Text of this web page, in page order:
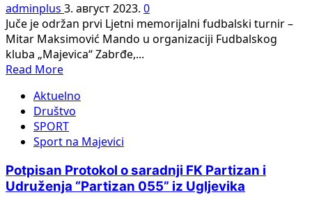
iz
Beograda
za
najmlađe
fudbalere
(foto,
video)
adminplus 3. август 2023. 0
Juče je održan prvi Ljetni memorijalni fudbalski turnir –
Mitar Maksimović Mando u organizaciji Fudbalskog
kluba „Majevica“ Zabrđe,...
Read MoreRead
about
ODIGRAN
PRVI
LjETNI
TURNIR
–
Aktuelno
Društvo
SPORT
Sport na Majevici
Potpisan Protokol o saradnji FK Partizan i
Udruženja “Partizan 055” iz Ugljevika